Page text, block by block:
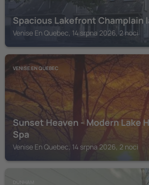
Spacious Lakefront Champlain
Venise En Quebec, 14 srpna 2026, 2 noci
VENISE EN QUEBEC
Sunset Heaven - Modern Lake
Spa
Venise En Quebec, 14 srpna 2026, 2 noci
DUNHAM